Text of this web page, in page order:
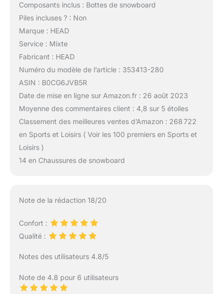
Composants inclus : Bottes de snowboard
Piles incluses ? : Non
Marque : HEAD
Service : Mixte
Fabricant : HEAD
Numéro du modèle de l’article : 353413-280
ASIN : B0CG6JVB5R
Date de mise en ligne sur Amazon.fr : 26 août 2023
Moyenne des commentaires client : 4,8 sur 5 étoiles
Classement des meilleures ventes d’Amazon : 268 722
en Sports et Loisirs ( Voir les 100 premiers en Sports et
Loisirs )
14 en Chaussures de snowboard
Note de la rédaction 18/20
Confort :
Qualité :
Notes des utilisateurs 4.8/5
Note de 4.8 pour 6 utilisateurs